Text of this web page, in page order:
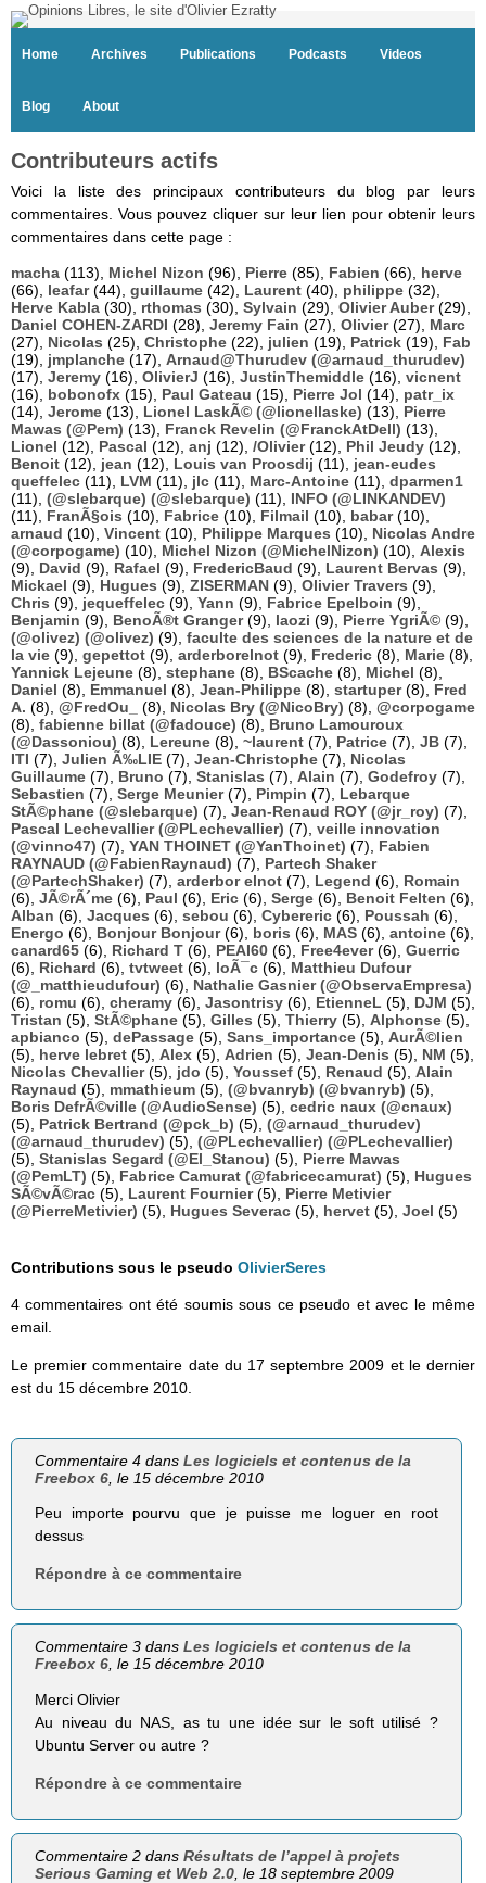
Home Archives Publications Podcasts Videos
Blog About
Contributeurs actifs
Voici la liste des principaux contributeurs du blog par leurs
commentaires. Vous pouvez cliquer sur leur lien pour obtenir leurs
commentaires dans cette page :
macha (113), Michel Nizon (96), Pierre (85), Fabien (66), herve
(66), leafar(44), guillaume (42), Laurent (40), philippe (32),
Herve Kabla (30), rthomas (30), Sylvain (29), Olivier Auber(29),
Daniel COHEN-ZARDI (28), Jeremy Fain (27), Olivier(27), Marc
(27), Nicolas (25), Christophe (22), julien (19), Patrick (19), Fab
(19), jmplanche (17), Arnaud@Thurudev (@arnaud_thurudev)
(17), Jeremy (16), OlivierJ (16), JustinThemiddle (16), vicnent
(16), bobonofx (15), Paul Gateau (15), Pierre Jol (14), patr_ix
(14), Jerome (13), Lionel LaskÃ© (@lionellaske) (13), Pierre
Mawas (@Pem) (13), Franck Revelin (@FranckAtDell) (13),
Lionel (12), Pascal (12), anj (12), /Olivier(12), Phil Jeudy (12),
Benoit (12), jean (12), Louis van Proosdij (11), jean-eudes
queffelec (11), LVM (11), jlc (11), Marc-Antoine (11), dparmen1
(11), (@slebarque) (@slebarque) (11), INFO (@LINKANDEV)
(11), FranÃ§ois (10), Fabrice (10), Filmail (10), babar(10),
arnaud (10), Vincent (10), Philippe Marques (10), Nicolas Andre
(@corpogame) (10), Michel Nizon (@MichelNizon) (10), Alexis
(9), David (9), Rafael (9), FredericBaud (9), Laurent Bervas (9),
Mickael (9), Hugues (9), ZISERMAN (9), Olivier Travers (9),
Chris (9), jequeffelec (9), Yann (9), Fabrice Epelboin (9),
Benjamin (9), BenoÃ®t Granger(9), laozi (9), Pierre YgriÃ© (9),
(@olivez) (@olivez) (9), faculte des sciences de la nature et de
la vie (9), gepettot (9), arderborelnot (9), Frederic (8), Marie (8),
Yannick Lejeune (8), stephane (8), BScache (8), Michel (8),
Daniel (8), Emmanuel (8), Jean-Philippe (8), startuper(8), Fred
A. (8), @FredOu_ (8), Nicolas Bry (@NicoBry) (8), @corpogame
(8), fabienne billat (@fadouce) (8), Bruno Lamouroux
(@Dassoniou) (8), Lereune (8), ~laurent (7), Patrice (7), JB (7),
ITI (7), Julien Ã‰LIE (7), Jean-Christophe (7), Nicolas
Guillaume (7), Bruno (7), Stanislas (7), Alain (7), Godefroy (7),
Sebastien (7), Serge Meunier(7), Pimpin (7), Lebarque
StÃ©phane (@slebarque) (7), Jean-Renaud ROY (@jr_roy) (7),
Pascal Lechevallier (@PLechevallier) (7), veille innovation
(@vinno47) (7), YAN THOINET (@YanThoinet) (7), Fabien
RAYNAUD (@FabienRaynaud) (7), Partech Shaker
(@PartechShaker) (7), arderbor elnot (7), Legend (6), Romain
(6), JÃ©rÃ´me (6), Paul (6), Eric (6), Serge (6), Benoit Felten (6),
Alban (6), Jacques (6), sebou (6), Cybereric (6), Poussah (6),
Energo (6), Bonjour Bonjour(6), boris (6), MAS (6), antoine (6),
canard65 (6), Richard T (6), PEAI60 (6), Free4ever(6), Guerric
(6), Richard (6), tvtweet (6), loÃ¯c (6), Matthieu Dufour
(@_matthieudufour) (6), Nathalie Gasnier (@ObservaEmpresa)
(6), romu (6), cheramy (6), Jasontrisy (6), EtienneL (5), DJM (5),
Tristan (5), StÃ©phane (5), Gilles (5), Thierry (5), Alphonse (5),
apbianco (5), dePassage (5), Sans_importance (5), AurÃ©lien
(5), herve lebret (5), Alex (5), Adrien (5), Jean-Denis (5), NM (5),
Nicolas Chevallier(5), jdo (5), Youssef (5), Renaud (5), Alain
Raynaud (5), mmathieum (5), (@bvanryb) (@bvanryb) (5),
Boris DefrÃ©ville (@AudioSense) (5), cedric naux (@cnaux)
(5), Patrick Bertrand (@pck_b) (5), (@arnaud_thurudev)
(@arnaud_thurudev) (5), (@PLechevallier) (@PLechevallier)
(5), Stanislas Segard (@El_Stanou) (5), Pierre Mawas
(@PemLT) (5), Fabrice Camurat (@fabricecamurat) (5), Hugues
SÃ©vÃ©rac (5), Laurent Fournier(5), Pierre Metivier
(@PierreMetivier) (5), Hugues Severac (5), hervet (5), Joel (5)
Contributions sous le pseudo OlivierSeres
4 commentaires ont été soumis sous ce pseudo et avec le même
email.
Le premier commentaire date du 17 septembre 2009 et le dernier
est du 15 décembre 2010.
Commentaire 4 dansLes logiciels et contenus de la
Freebox 6, le 15 décembre 2010
Peu importe pourvu que je puisse me loguer en root
dessus
Répondre à ce commentaire
Commentaire 3 dansLes logiciels et contenus de la
Freebox 6, le 15 décembre 2010
Merci Olivier
Au niveau du NAS, as tu une idée sur le soft utilisé ?
Ubuntu Server ou autre ?
Répondre à ce commentaire
Commentaire 2 dansRésultats de l’appel à projets
Serious Gaming et Web 2.0 , le 18 septembre 2009